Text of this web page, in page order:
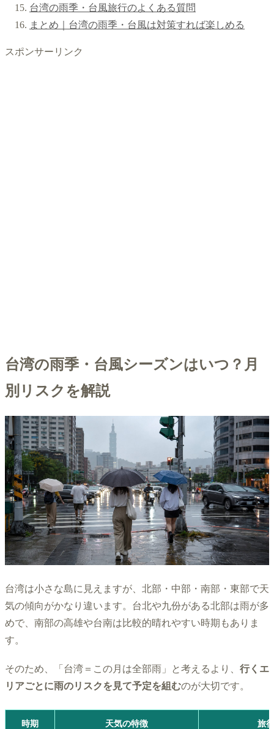
台湾の雨季・台風旅行のよくある質問
まとめ｜台湾の雨季・台風は対策すれば楽しめる
スポンサーリンク
台湾の雨季・台風シーズンはいつ？月
別リスクを解説
台湾は小さな島に見えますが、北部・中部・南部・東部で天
気の傾向がかなり違います。台北や九份がある北部は雨が多
めで、南部の高雄や台南は比較的晴れやすい時期もありま
す。
そのため、「台湾＝この月は全部雨」と考えるより、 行くエ
リアごとに雨のリスクを見て予定を組むのが大切です。
時期 天気の特徴 旅